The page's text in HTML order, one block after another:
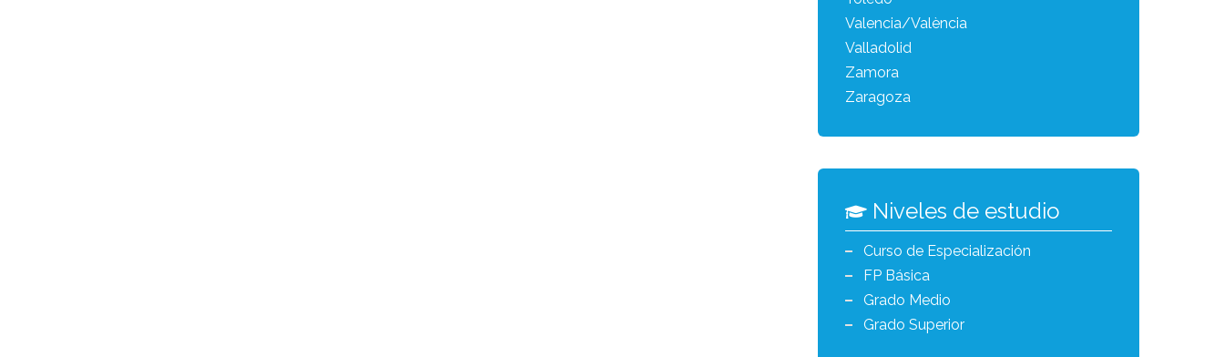
Valencia/València
Valladolid
Zamora
Zaragoza
Niveles de estudio
Curso de Especialización
FP Básica
Grado Medio
Grado Superior